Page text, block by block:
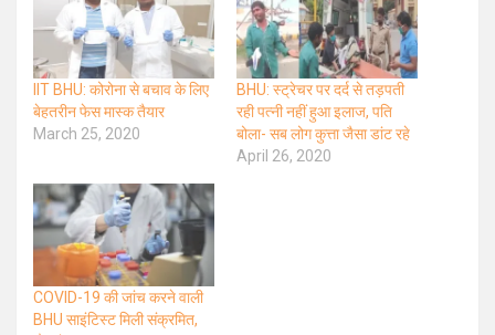
IIT BHU: कोरोना से बचाव के लिए
बेहतरीन फेस मास्क तैयार
March 25, 2020
BHU: स्ट्रेचर पर दर्द से तड़पती
रही पत्नी नहीं हुआ इलाज, पति
बोला- सब लोग कुत्ता जैसा डांट रहे
April 26, 2020
COVID-19 की जांच करने वाली
BHU साइंटिस्ट मिली संक्रमित,